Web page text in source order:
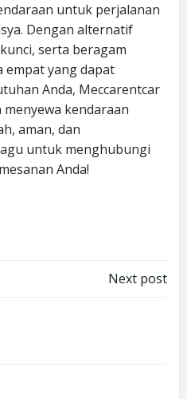
untuk perjalanan
Dengan alternatif
serta beragam
empat yang dapat
Anda, Meccarentcar
kendaraan
aman, dan
untuk menghubungi
Anda!
Next post